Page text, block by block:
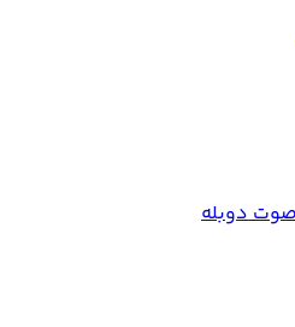
دوبله